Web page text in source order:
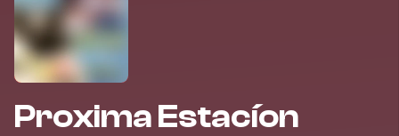
Proxima Estacíon